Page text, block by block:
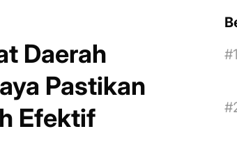
Daerah
Pastikan
Efektif